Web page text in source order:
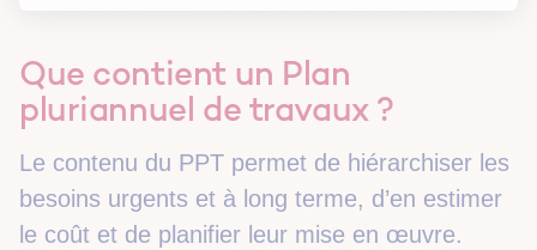
Que contient un Plan
pluriannuel de travaux ?
Le contenu du PPT permet de hiérarchiser les
besoins urgents et à long terme, d’en estimer
le coût et de planifier leur mise en œuvre.